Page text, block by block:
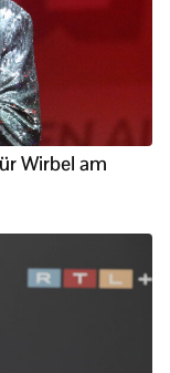
Wirbel am